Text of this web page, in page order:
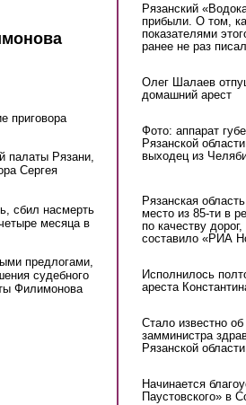
приговора
палаты Рязани,
Сергея
сбил насмерть
месяца в
предлогами,
судебного
Филимонова
Рязанский
прибыли. О том,
показателями
ранее не раз
Олег Шалаев
домашний арест
Фото: аппарат
Рязанской
выходец из
Рязанская
место из 85-ти в
по качеству
составило «РИА
Исполнилось
ареста
Стало известно об
замминистра
Рязанской области
Начинается
Паустовского» в